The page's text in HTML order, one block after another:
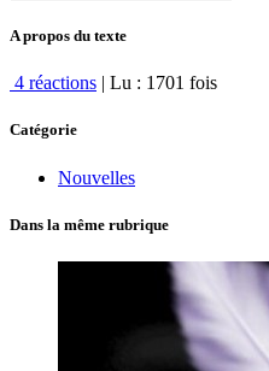
A propos du texte
4 réactions | Lu : 1701 fois
Catégorie
Nouvelles
Dans la même rubrique